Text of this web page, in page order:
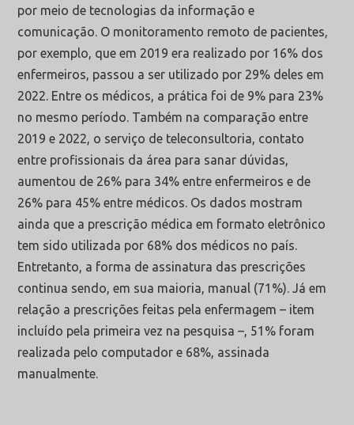
por meio de tecnologias da informação e
comunicação. O monitoramento remoto de pacientes,
por exemplo, que em 2019 era realizado por 16% dos
enfermeiros, passou a ser utilizado por 29% deles em
2022. Entre os médicos, a prática foi de 9% para 23%
no mesmo período. Também na comparação entre
2019 e 2022, o serviço de teleconsultoria, contato
entre profissionais da área para sanar dúvidas,
aumentou de 26% para 34% entre enfermeiros e de
26% para 45% entre médicos. Os dados mostram
ainda que a prescrição médica em formato eletrônico
tem sido utilizada por 68% dos médicos no país.
Entretanto, a forma de assinatura das prescrições
continua sendo, em sua maioria, manual (71%). Já em
relação a prescrições feitas pela enfermagem – item
incluído pela primeira vez na pesquisa –, 51% foram
realizada pelo computador e 68%, assinada
manualmente.